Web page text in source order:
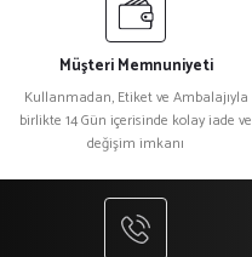
Müşteri Memnuniyeti
Kullanmadan, Etiket ve Ambalajıyla
birlikte 14 Gün içerisinde kolay iade ve
değişim imkanı